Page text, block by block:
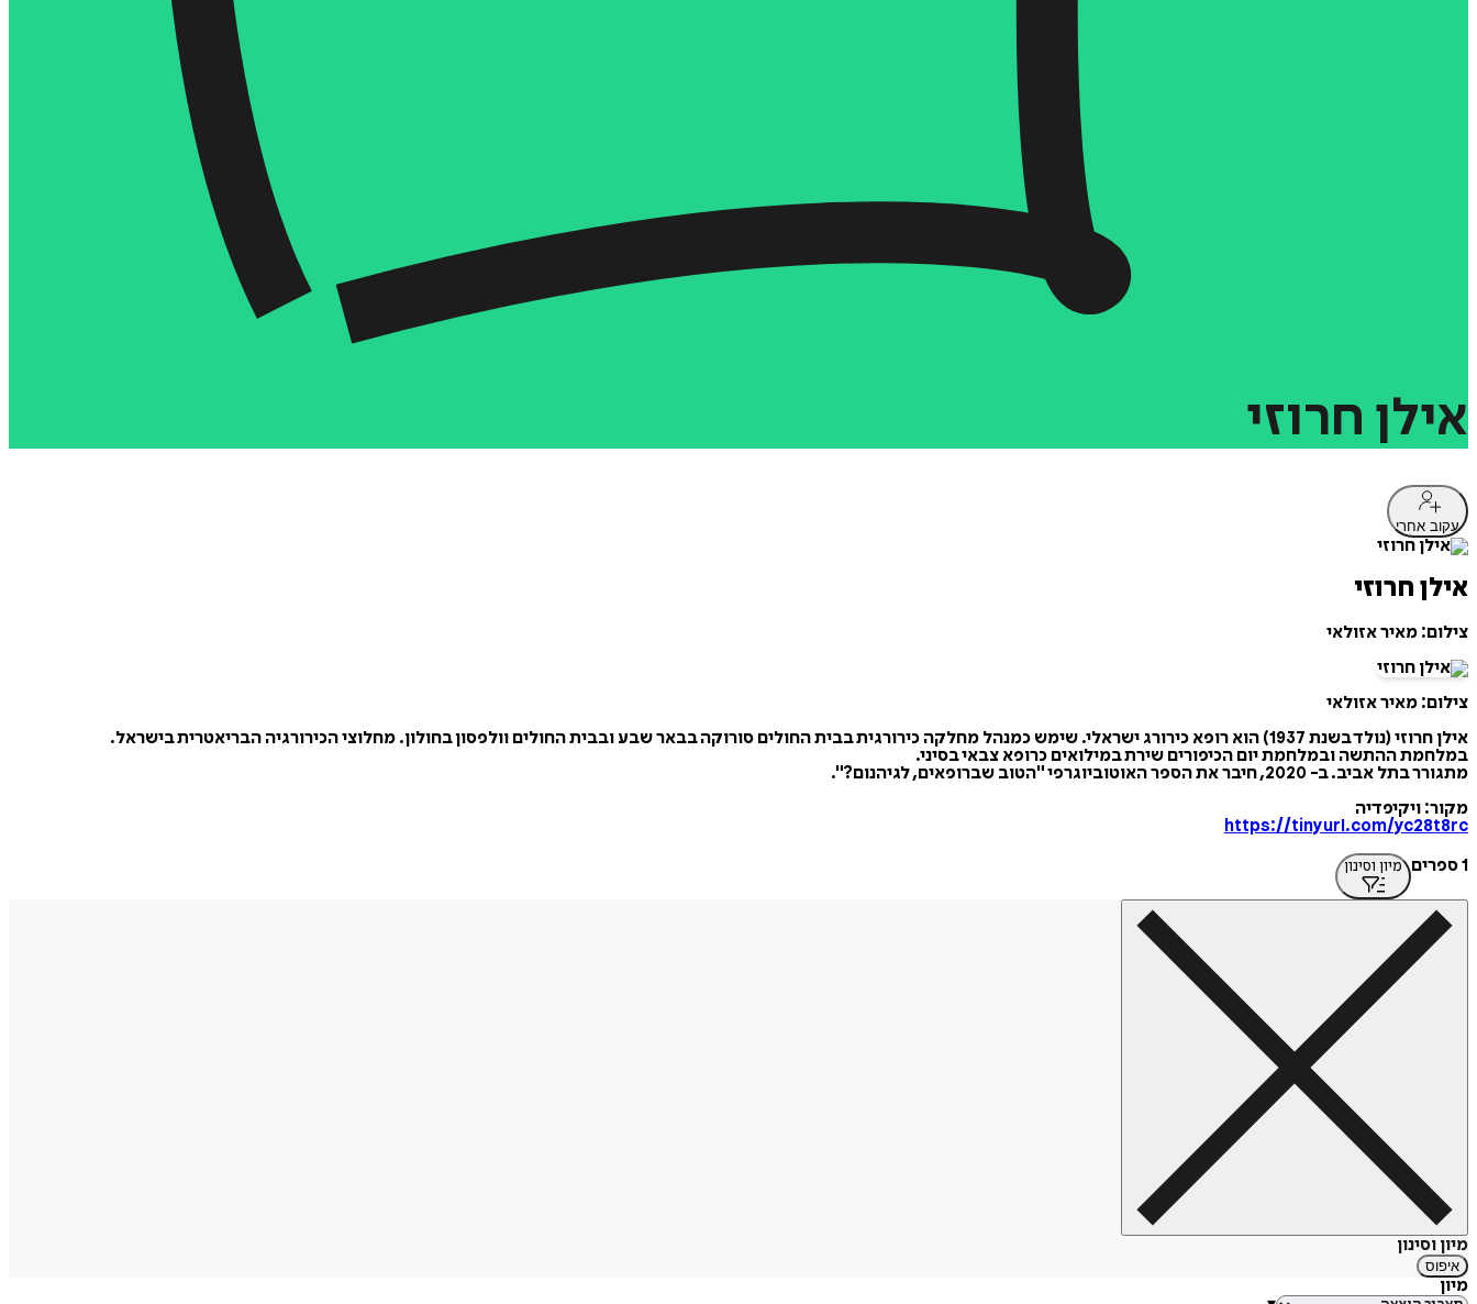
אילן חרוזי
עקוב אחרי
אילן חרוזי
צילום: מאיר אזולאי
צילום: מאיר אזולאי
אילן חרוזי (נולד בשנת 1937) הוא רופא כירורג ישראלי. שימש כמנהל מחלקה כירורגית בבית החולים סורוקה בבאר שבע ובבית החולים וולפסון בחולון. מחלוצי הכירורגיה הבריאטרית בישראל.
במלחמת ההתשה ובמלחמת יום הכיפורים שירת במילואים כרופא צבאי בסיני.
מתגורר בתל אביב. ב- 2020, חיבר את הספר האוטוביוגרפי "הטוב שברופאים, לגיהנום?".
מקור: ויקיפדיה
https://tinyurl.com/yc28t8rc
1 ספרים
מיון וסינון
מיון וסינון
איפוס
מיון